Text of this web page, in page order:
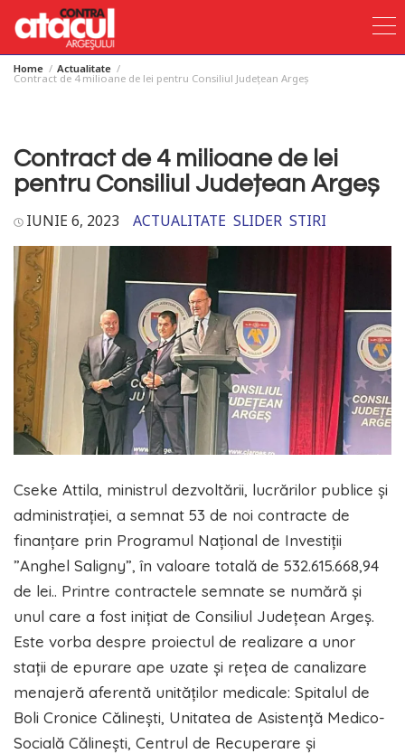
SkipHome Actualitate
Contract de 4 milioane de lei pentru Consiliul Județean Argeș
Contract de 4 milioane de lei
pentru Consiliul Județean Argeș
IUNIE 6, 2023 ACTUALITATE SLIDER STIRI
Cseke Attila, ministrul dezvoltării, lucrărilor publice și
administrației, a semnat 53 de noi contracte de
finanțare prin Programul Național de Investiții
”Anghel Saligny”, în valoare totală de 532.615.668,94
de lei.. Printre contractele semnate se numără și
unul care a fost inițiat de Consiliul Județean Argeș.
Este vorba despre proiectul de realizare a unor
stații de epurare ape uzate și rețea de canalizare
menajeră aferentă unităților medicale: Spitalul de
Boli Cronice Călinești, Unitatea de Asistență Medico-
Socială Călinești, Centrul de Recuperare și